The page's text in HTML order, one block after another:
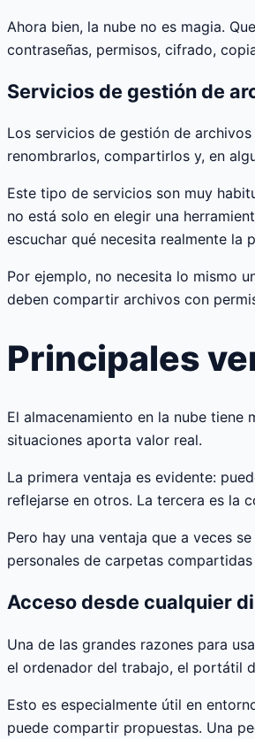
Ahora bien, la nube no es magia.
contraseñas, permisos, cifrado,
Servicios de gestión de
Los servicios de gestión de
renombrarlos, compartirlos y, en
Este tipo de servicios son muy
no está solo en elegir una
escuchar qué necesita realmente la
Por ejemplo, no necesita lo mismo
deben compartir archivos con
Principales
El almacenamiento en la nube
situaciones aporta valor real.
La primera ventaja es evidente:
reflejarse en otros. La tercera es la
Pero hay una ventaja que a veces
personales de carpetas
Acceso desde cualquier
Una de las grandes razones para
el ordenador del trabajo, el portátil
Esto es especialmente útil en
puede compartir propuestas. Una